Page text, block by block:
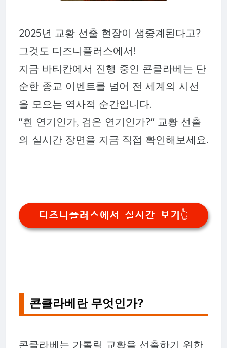
2025년 교황 선출 현장이 생중계된다고?
그것도 디즈니플러스에서!
지금 바티칸에서 진행 중인 콘클라베는 단
순한 종교 이벤트를 넘어 전 세계의 시선
을 모으는 역사적 순간입니다.
"흰 연기인가, 검은 연기인가?" 교황 선출
의 실시간 장면을 지금 직접 확인해보세요.
디즈니플러스에서 실시간 보기👆
콘클라베란 무엇인가?
콘클라베는 가톨릭 교황을 선출하기 위한